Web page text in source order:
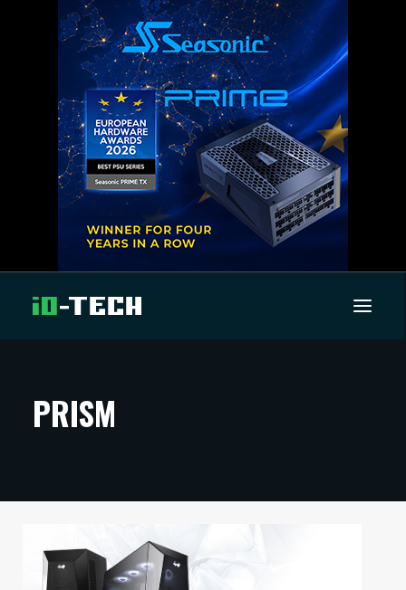
ARTIKKELIT
TECHBBS
HINTA.FI
PRISM